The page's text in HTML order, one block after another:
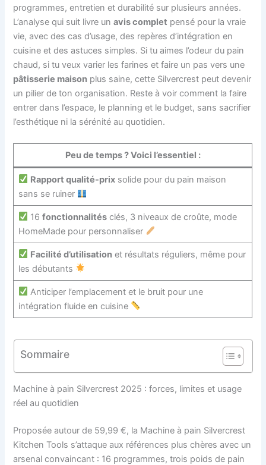
programmes, entretien et durabilité sur plusieurs années.
L’analyse qui suit livre unavis complet pensé pour la vraie
vie, avec des cas d’usage, des repères d’intégration en
cuisine et des astuces simples. Si tu aimes l’odeur du pain
chaud, si tu veux varier les farines et faire un pas vers une
pâtisserie maison plus saine, cette Silvercrest peut devenir
un pilier de ton organisation. Reste à voir comment la faire
entrer dans l’espace, le planning et le budget, sans sacrifier
l’esthétique ni la sérénité au quotidien.
Peu de temps ? Voici l’essentiel :
Rapport qualité-prix solide pour du pain maison
sans se ruiner
16fonctionnalités clés, 3 niveaux de croûte, mode
HomeMade pour personnaliser
Facilité d’utilisation et résultats réguliers, même pour
les débutants
Anticiper l’emplacement et le bruit pour une
intégration fluide en cuisine
Sommaire
Machine à pain Silvercrest 2025 : forces, limites et usage
réel au quotidien
Proposée autour de 59,99 €, la Machine à pain Silvercrest
Kitchen Tools s’attaque aux références plus chères avec un
arsenal convaincant : 16 programmes, trois poids de pain